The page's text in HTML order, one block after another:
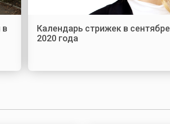
в
Календарь стрижек в сентябре
2020 года